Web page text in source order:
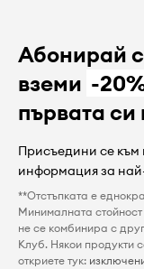
Абонирай
вземи -
първата си
Присъедини се
информация за
**Отстъпката е
Минималната
не се комбинира с
Клуб. Някои продукти
откриете тук: